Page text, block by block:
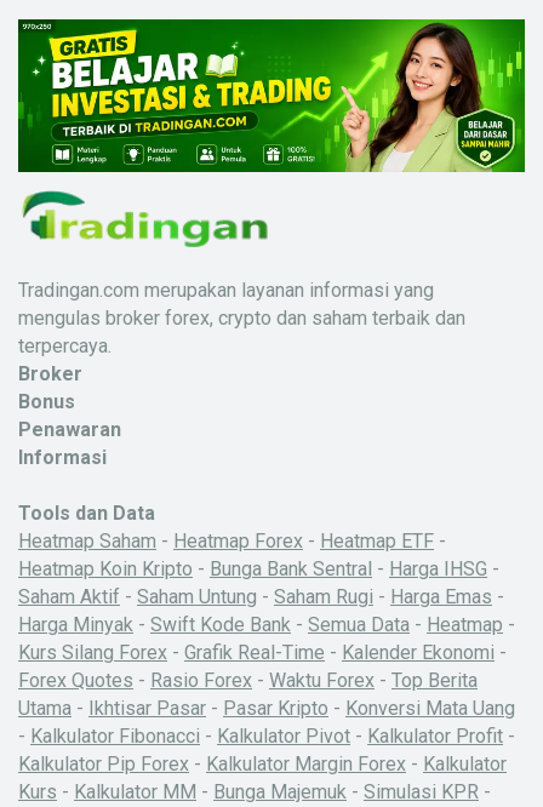
Tradingan.com merupakan layanan informasi yang
mengulas broker forex, crypto dan saham terbaik dan
terpercaya.
Broker
Bonus
Penawaran
Informasi
Tools dan Data
Heatmap Saham - Heatmap Forex - Heatmap ETF -
Heatmap Koin Kripto - Bunga Bank Sentral - Harga IHSG -
Saham Aktif - Saham Untung - Saham Rugi - Harga Emas -
Harga Minyak - Swift Kode Bank - Semua Data - Heatmap -
Kurs Silang Forex - Grafik Real-Time - Kalender Ekonomi -
Forex Quotes - Rasio Forex - Waktu Forex - Top Berita
Utama - Ikhtisar Pasar - Pasar Kripto - Konversi Mata Uang
- Kalkulator Fibonacci - Kalkulator Pivot - Kalkulator Profit -
Kalkulator Pip Forex - Kalkulator Margin Forex - Kalkulator
Kurs - Kalkulator MM - Bunga Majemuk - Simulasi KPR -